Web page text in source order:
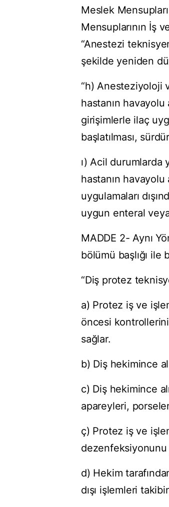
Meslek
Mensuplarının İş
“Anestezi
şekilde yeniden
“h) Anesteziyoloji
hastanın havayolu
girişimlerle ilaç
başlatılması,
ı) Acil durumlarda
hastanın havayolu
uygulamaları
uygun enteral
MADDE 2- Aynı
bölümü başlığı
“Diş protez
a) Protez iş ve
öncesi kontrollerini
sağlar.
b) Diş hekimince
c) Diş hekimince
apareyleri,
ç) Protez iş ve
dezenfeksiyonunu
d) Hekim
dışı işlemleri